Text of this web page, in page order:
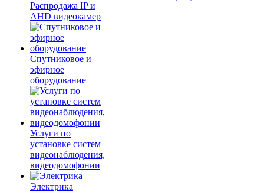
Распродажа IP и
AHD видеокамер
Спутниковое и
эфирное
оборудование
Услуги по
установке систем
видеонаблюдения,
видеодомофонии
Электрика